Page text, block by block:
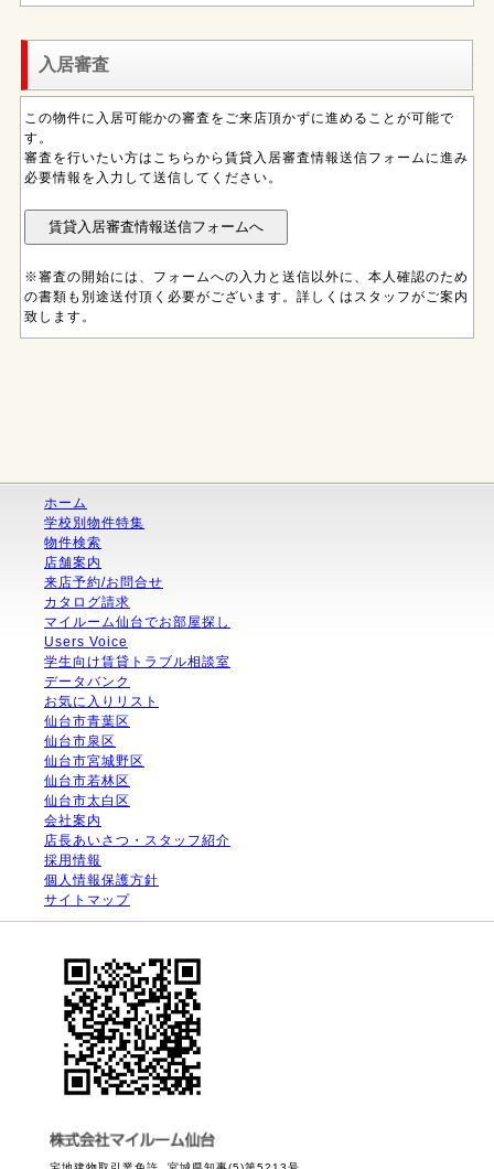
入居審査
この物件に入居可能かの審査をご来店頂かずに進めることが可能で
す。
審査を行いたい方はこちらから賃貸入居審査情報送信フォームに進み
必要情報を入力して送信してください。
※審査の開始には、フォームへの入力と送信以外に、本人確認のため
の書類も別途送付頂く必要がございます。詳しくはスタッフがご案内
致します。
ホーム
学校別物件特集
物件検索
店舗案内
来店予約/お問合せ
カタログ請求
マイルーム仙台でお部屋探し
Users Voice
学生向け賃貸トラブル相談室
データバンク
お気に入りリスト
仙台市青葉区
仙台市泉区
仙台市宮城野区
仙台市若林区
仙台市太白区
会社案内
店長あいさつ・スタッフ紹介
採用情報
個人情報保護方針
サイトマップ